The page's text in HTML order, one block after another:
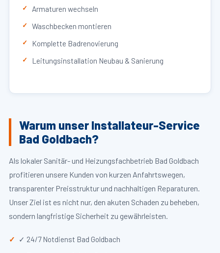
Armaturen wechseln
Waschbecken montieren
Komplette Badrenovierung
Leitungsinstallation Neubau & Sanierung
Warum unser Installateur-Service
Bad Goldbach?
Als lokaler Sanitär- und Heizungsfachbetrieb Bad Goldbach
profitieren unsere Kunden von kurzen Anfahrtswegen,
transparenter Preisstruktur und nachhaltigen Reparaturen.
Unser Ziel ist es nicht nur, den akuten Schaden zu beheben,
sondern langfristige Sicherheit zu gewährleisten.
✓ 24/7 Notdienst Bad Goldbach